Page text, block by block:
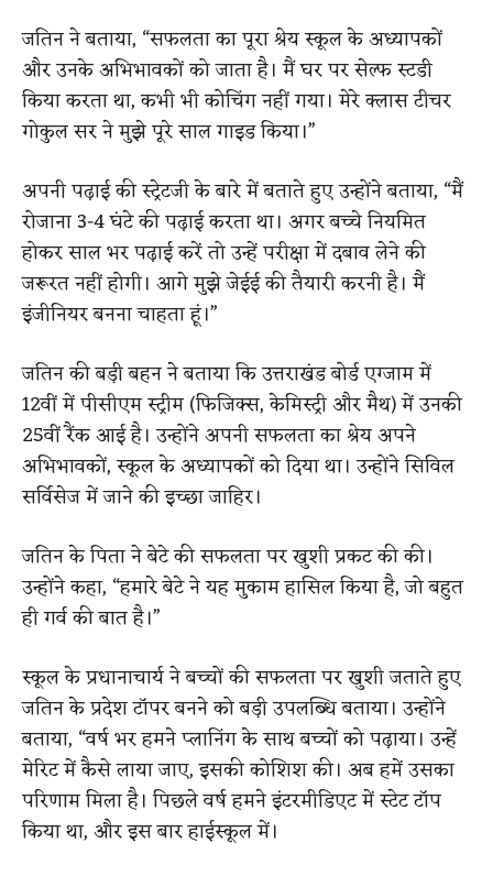
जतिन ने बताया, “सफलता का पूरा श्रेय स्कूल के अध्यापकों
और उनके अभिभावकों को जाता है। मैं घर पर सेल्फ स्टडी
किया करता था, कभी भी कोचिंग नहीं गया। मेरे क्लास टीचर
गोकुल सर ने मुझे पूरे साल गाइड किया।”
अपनी पढ़ाई की स्ट्रेटजी के बारे में बताते हुए उन्होंने बताया, “मैं
रोजाना 3-4 घंटे की पढ़ाई करता था। अगर बच्चे नियमित
होकर साल भर पढ़ाई करें तो उन्हें परीक्षा में दबाव लेने की
जरूरत नहीं होगी। आगे मुझे जेईई की तैयारी करनी है। मैं
इंजीनियर बनना चाहता हूं।”
जतिन की बड़ी बहन ने बताया कि उत्तराखंड बोर्ड एग्जाम में
12वीं में पीसीएम स्ट्रीम (फिजिक्स, केमिस्ट्री और मैथ) में उनकी
25वीं रैंक आई है। उन्होंने अपनी सफलता का श्रेय अपने
अभिभावकों, स्कूल के अध्यापकों को दिया था। उन्होंने सिविल
सर्विसेज में जाने की इच्छा जाहिर।
जतिन के पिता ने बेटे की सफलता पर खुशी प्रकट की की।
उन्होंने कहा, “हमारे बेटे ने यह मुकाम हासिल किया है, जो बहुत
ही गर्व की बात है।”
स्कूल के प्रधानाचार्य ने बच्चों की सफलता पर खुशी जताते हुए
जतिन के प्रदेश टॉपर बनने को बड़ी उपलब्धि बताया। उन्होंने
बताया, “वर्ष भर हमने प्लानिंग के साथ बच्चों को पढ़ाया। उन्हें
मेरिट में कैसे लाया जाए, इसकी कोशिश की। अब हमें उसका
परिणाम मिला है। पिछले वर्ष हमने इंटरमीडिएट में स्टेट टॉप
किया था, और इस बार हाईस्कूल में।